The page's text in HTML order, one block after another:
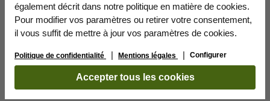
également décrit dans notre politique en matière de cookies.
Pour modifier vos paramètres ou retirer votre consentement,
il vous suffit de mettre à jour vos paramètres de cookies.
Politique de confidentialité Mentions légales Configurer
Accepter tous les cookies